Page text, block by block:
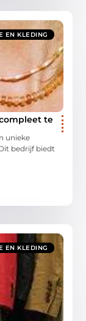
EN KLEDING
te
unieke
bedrijf biedt
EN KLEDING